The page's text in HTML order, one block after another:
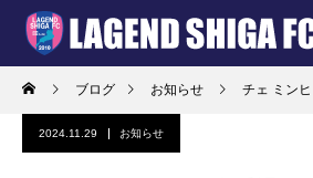
ブログ お知らせ チェ ミン
2024.11.29 お知らせ